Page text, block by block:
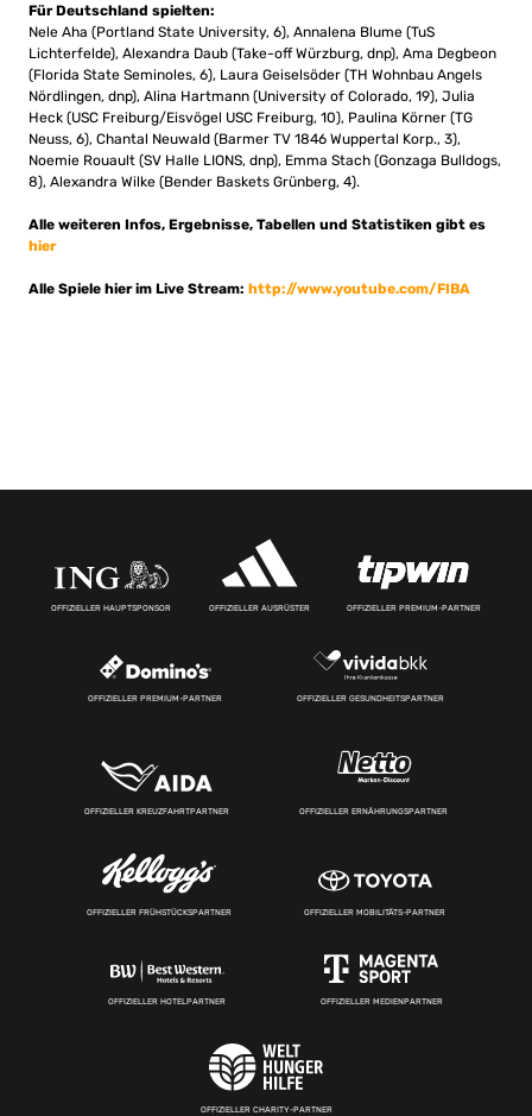
Für Deutschland spielten:
Nele Aha (Portland State University, 6), Annalena Blume (TuS
Lichterfelde), Alexandra Daub (Take-off Würzburg, dnp), Ama Degbeon
(Florida State Seminoles, 6), Laura Geiselsöder (TH Wohnbau Angels
Nördlingen, dnp), Alina Hartmann (University of Colorado, 19), Julia
Heck (USC Freiburg/Eisvögel USC Freiburg, 10), Paulina Körner (TG
Neuss, 6), Chantal Neuwald (Barmer TV 1846 Wuppertal Korp., 3),
Noemie Rouault (SV Halle LIONS, dnp), Emma Stach (Gonzaga Bulldogs,
8), Alexandra Wilke (Bender Baskets Grünberg, 4).
Alle weiteren Infos, Ergebnisse, Tabellen und Statistiken gibt es
hier
Alle Spiele hier im Live Stream: http://www.youtube.com/FIBA
OFFIZIELLER HAUPTSPONSOR OFFIZIELLER AUSRÜSTER OFFIZIELLER PREMIUM-PARTNER
OFFIZIELLER PREMIUM-PARTNER OFFIZIELLER GESUNDHEITSPARTNER
OFFIZIELLER KREUZFAHRTPARTNER OFFIZIELLER ERNÄHRUNGSPARTNER
OFFIZIELLER FRÜHSTÜCKSPARTNER OFFIZIELLER MOBILITÄTS-PARTNER
OFFIZIELLER HOTELPARTNER OFFIZIELLER MEDIENPARTNER
OFFIZIELLER CHARITY-PARTNER